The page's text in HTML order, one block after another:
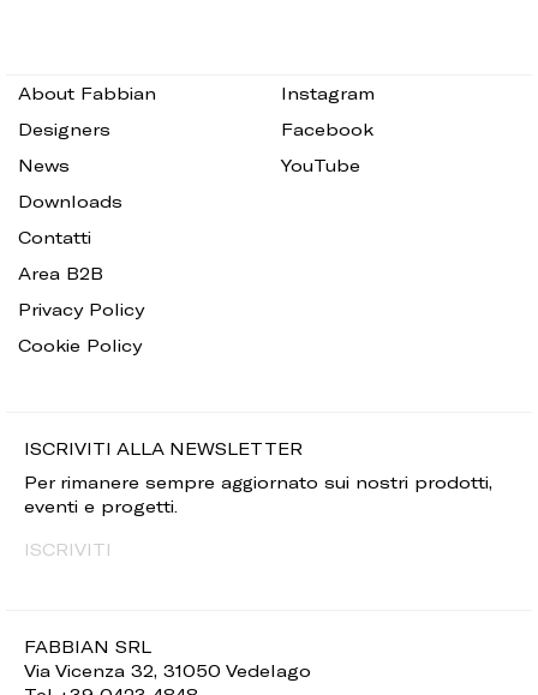
FABBIAN SRL
Via Vicenza 32, 31050 Vedelago
About Fabbian
Designers
News
Downloads
Contatti
Area B2B
Privacy Policy
Cookie Policy
Instagram
Facebook
YouTube
ISCRIVITI ALLA NEWSLETTER
Per rimanere sempre aggiornato sui nostri prodotti,
eventi e progetti.
ISCRIVITI